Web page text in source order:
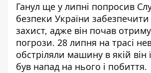
Ганул ще у липні попросив
безпеки України
захист, адже він почав
погрози. 28 липня на трасі
обстріляли машину в якій він
був напад на нього і побиття.